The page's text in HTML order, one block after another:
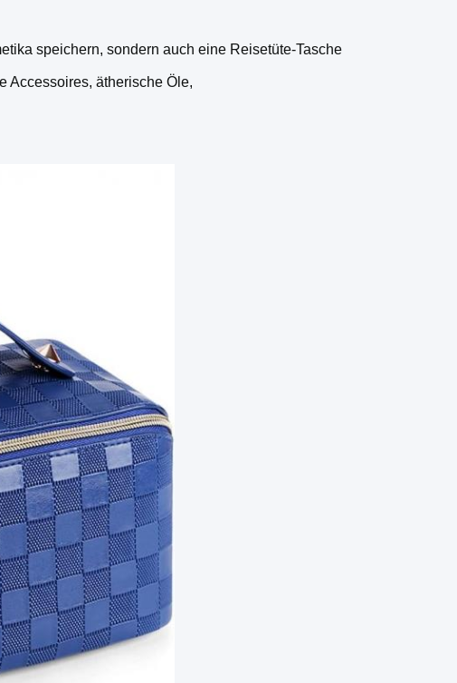
speichern, sondern auch eine Reisetüte-Tasche
Accessoires, ätherische Öle,